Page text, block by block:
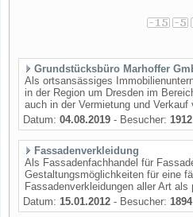
Grundstücksbüro Marhoffer
Als ortsansässiges
in der Region um Dresden im
auch in der Vermietung und
Datum: 04.08.2019 - Besucher: 1912
Fassadenverkleidung
Als Fassadenfachhandel für
Gestaltungsmöglichkeiten für eine
Fassadenverkleidungen aller Art
Datum: 15.01.2012 - Besucher: 1894